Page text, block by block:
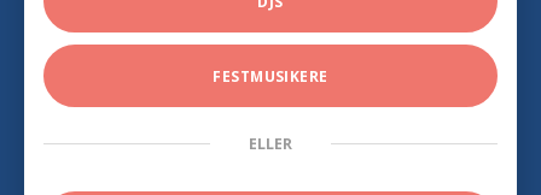
FESTMUSIKERE
ELLER